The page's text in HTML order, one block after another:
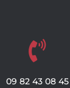

09 82 43 08 45